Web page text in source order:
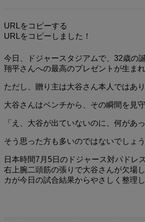
URLをコピーする
URLをコピーしました！
今日、ドジャースタジアムで、32歳の
翔平さんへの最高のプレゼントが生まれ
ただし、贈り主は大谷さん本人ではあり
大谷さんはベンチから、その瞬間を見
「え、大谷が出ていないのに、何があっ
そう思った方も多いのではないでしょ
日本時間7月5日のドジャース対パドレス
右上腕二頭筋の張りで大谷さんが欠場
カが今日の試合結果からやさしく整理し